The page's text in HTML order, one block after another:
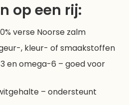
op een rij:
verse Noorse zalm
, kleur- of smaakstoffen
en omega-6 – goed voor
– ondersteunt